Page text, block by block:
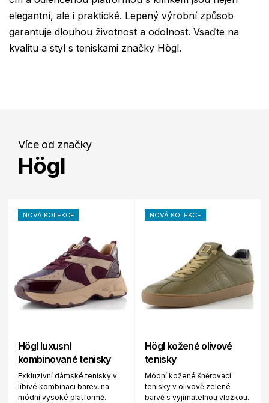
elegantní, ale i praktické. Lepený výrobní způsob
garantuje dlouhou životnost a odolnost. Vsaďte na
kvalitu a styl s teniskami značky Högl.
Více od značky
Högl
NOVÁ KOLEKCE
Högl luxusní
kombinované tenisky
Exkluzivní dámské tenisky v
líbivé kombinaci barev, na
módní vysoké platformě.
NOVÁ KOLEKCE
Högl kožené olivové
tenisky
Módní kožené šněrovací
tenisky v olivově zelené
barvě s vyjímatelnou vložkou.